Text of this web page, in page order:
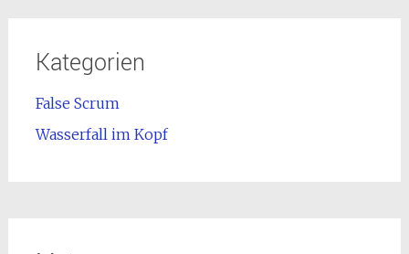
Kategorien
False Scrum
Wasserfall im Kopf